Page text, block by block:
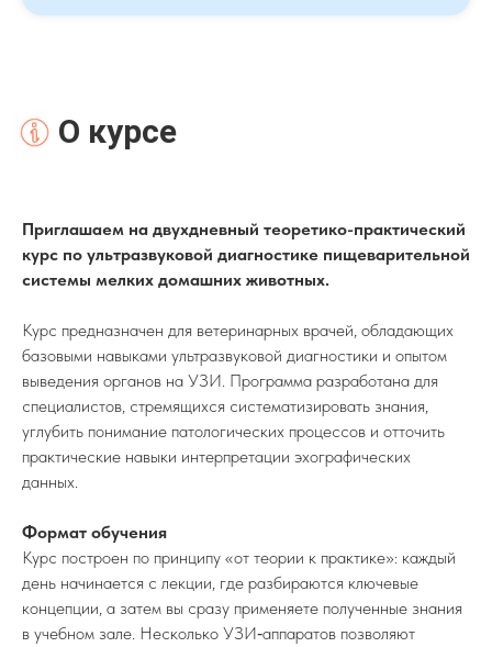
О курсе
Приглашаем на двухдневный теоретико-практический
курс по ультразвуковой диагностике пищеварительной
системы мелких домашних животных.
Курс предназначен для ветеринарных врачей, обладающих
базовыми навыками ультразвуковой диагностики и опытом
выведения органов на УЗИ. Программа разработана для
специалистов, стремящихся систематизировать знания,
углубить понимание патологических процессов и отточить
практические навыки интерпретации эхографических
данных.
Формат обучения
Курс построен по принципу «от теории к практике»: каждый
день начинается с лекции, где разбираются ключевые
концепции, а затем вы сразу применяете полученные знания
в учебном зале. Несколько УЗИ‑аппаратов позволяют